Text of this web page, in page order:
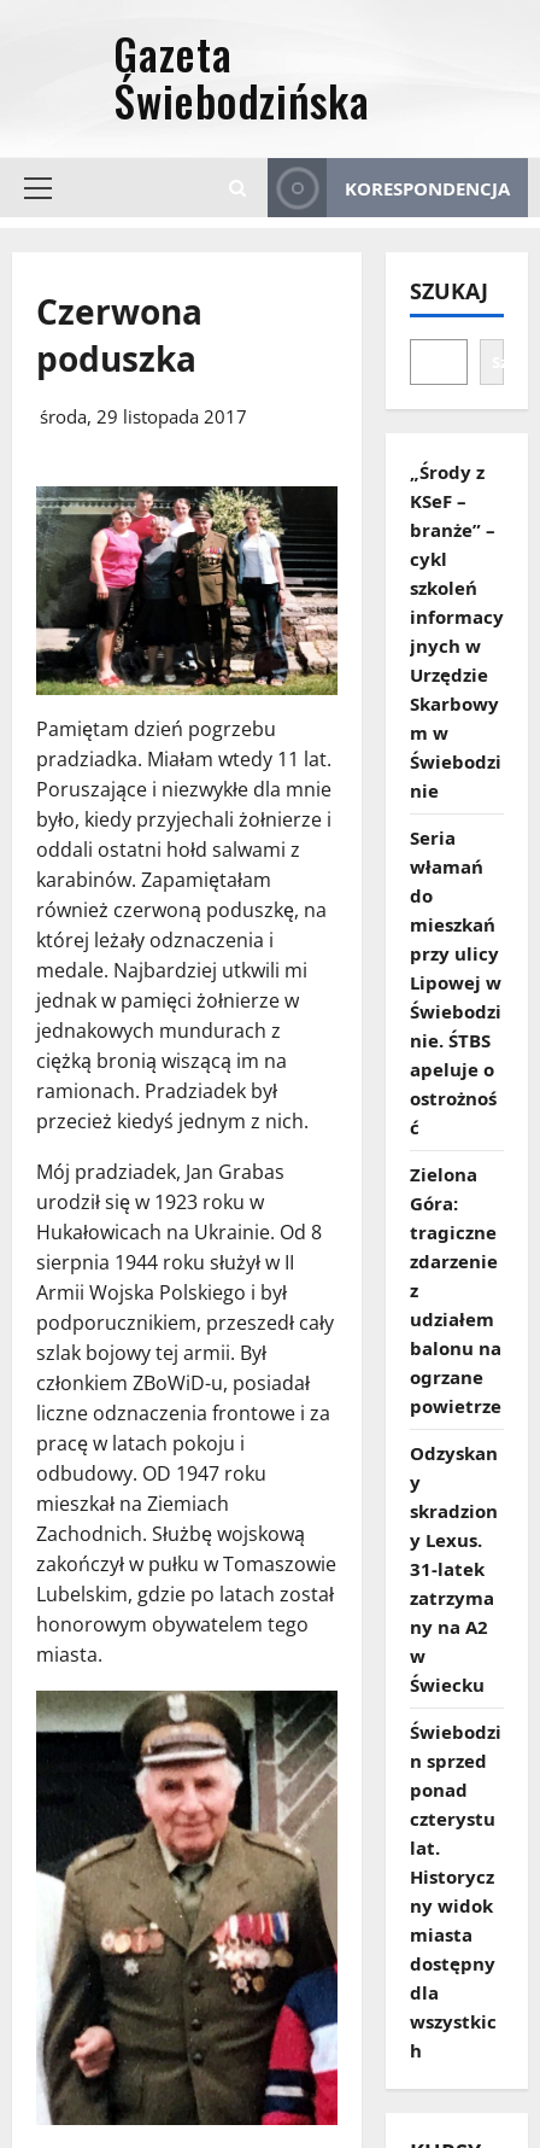
Menu
KORESPONDENCJA
Czerwona
poduszka
środa, 29 listopada 2017
Pamiętam dzień pogrzebu
pradziadka. Miałam wtedy 11 lat.
Poruszające i niezwykłe dla mnie
było, kiedy przyjechali żołnierze i
oddali ostatni hołd salwami z
karabinów. Zapamiętałam
również czerwoną poduszkę, na
której leżały odznaczenia i
medale. Najbardziej utkwili mi
jednak w pamięci żołnierze w
jednakowych mundurach z
ciężką bronią wiszącą im na
ramionach. Pradziadek był
przecież kiedyś jednym z nich.
Mój pradziadek, Jan Grabas
urodził się w 1923 roku w
Hukałowicach na Ukrainie. Od 8
sierpnia 1944 roku służył w II
Armii Wojska Polskiego i był
podporucznikiem, przeszedł cały
szlak bojowy tej armii. Był
członkiem ZBoWiD-u, posiadał
liczne odznaczenia frontowe i za
pracę w latach pokoju i
odbudowy. OD 1947 roku
mieszkał na Ziemiach
Zachodnich. Służbę wojskową
zakończył w pułku w Tomaszowie
Lubelskim, gdzie po latach został
honorowym obywatelem tego
miasta.
SZUKAJ
„Środy z
KSeF –
branże” –
cykl
szkoleń
informacy
jnych w
Urzędzie
Skarbowy
m w
Świebodzi
nie
Seria
włamań
do
mieszkań
przy ulicy
Lipowej w
Świebodzi
nie. ŚTBS
apeluje o
ostrożnoś
ć
Zielona
Góra:
tragiczne
zdarzenie
z
udziałem
balonu na
ogrzane
powietrze
Odzyskan
y
skradzion
y Lexus.
31‑latek
zatrzyma
ny na A2
w
Świecku
Świebodzi
n sprzed
ponad
czterystu
lat.
Historycz
ny widok
miasta
dostępny
dla
wszystkic
h